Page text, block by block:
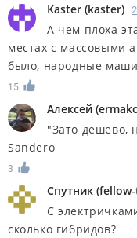
Kaster (kaster)
А чем плоха
местах с массовыми
было, народные
15
Алексей (
"Зато дёшево,
Sandero
3
Спутник (
С
сколько гибридов?